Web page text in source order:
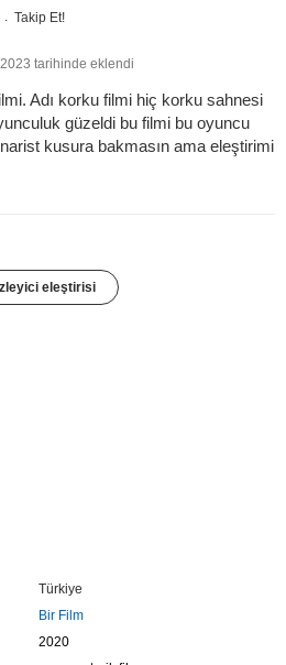
Takip Et!
tarihinde eklendi
Adı korku filmi hiç korku sahnesi
güzeldi bu filmi bu oyuncu
kusura bakmasın ama eleştirimi
eleştirisi
Türkiye
Bir Film
2020